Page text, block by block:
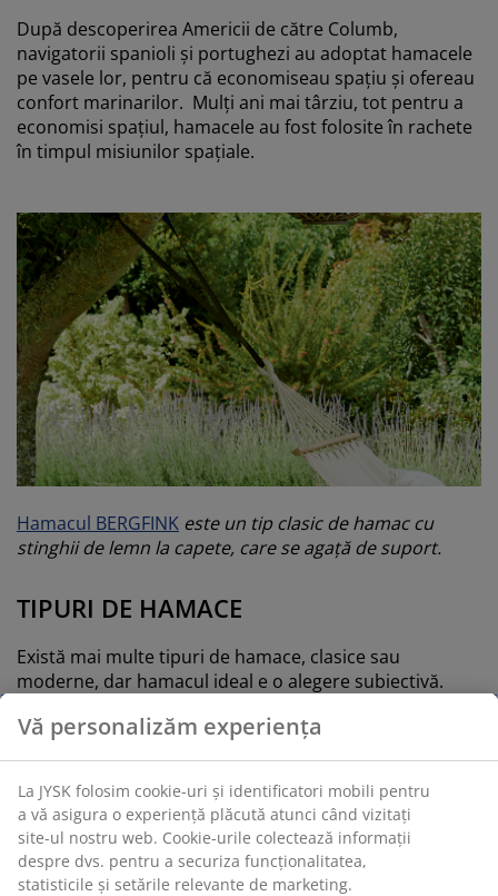
După descoperirea Americii de către Columb,
navigatorii spanioli și portughezi au adoptat hamacele
pe vasele lor, pentru că economiseau spațiu și ofereau
confort marinarilor. Mulți ani mai târziu, tot pentru a
economisi spațiul, hamacele au fost folosite în rachete
în timpul misiunilor spațiale.
Hamacul BERGFINK este un tip clasic de hamac cu
stinghii de lemn la capete, care se agață de suport.
TIPURI DE HAMACE
Există mai multe tipuri de hamace, clasice sau
moderne, dar hamacul ideal e o alegere subiectivă.
Printre hamacele clasice se numără:
Hamacul mayaș - realizate din țesătură de
bumbac foarte confortabilă și rezistentă
Hamacul Venezuelean – folosite în satele din
Venezuela din generație în generație, sunt
realizate din poliester sau nylon cu putere de
Vă personalizăm experiența
La JYSK folosim cookie-uri și identificatori mobili pentru
a vă asigura o experiență plăcută atunci când vizitați
site-ul nostru web. Cookie-urile colectează informații
despre dvs. pentru a securiza funcționalitatea,
statisticile și setările relevante de marketing.